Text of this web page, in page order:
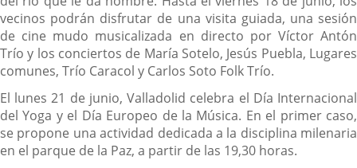
vecinos podrán disfrutar de una visita guiada, una sesión
de cine mudo musicalizada en directo por Víctor Antón
Trío y los conciertos de María Sotelo, Jesús Puebla, Lugares
comunes, Trío Caracol y Carlos Soto Folk Trío.
El lunes 21 de junio, Valladolid celebra el Día Internacional
del Yoga y el Día Europeo de la Música. En el primer caso,
se propone una actividad dedicada a la disciplina milenaria
en el parque de la Paz, a partir de las 19,30 horas.